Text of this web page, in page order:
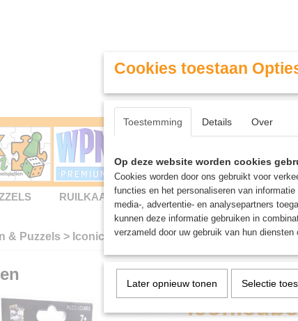
Contact & Openingstijden
RUILKAARTEN MINIATURE GAMING
& Puzzels > Iconicube - Hokusai - PC3 - Breinbreker
Cookies toestaan
Toestemming Details Over
Op deze website worden cookies
Cookies worden door ons gebruikt voor
functies en het personaliseren van
media-, advertentie- en analysepartners
kunnen deze informatie gebruiken in
verzameld door uw gebruik van hun diensten
Later opnieuw tonen Selectie